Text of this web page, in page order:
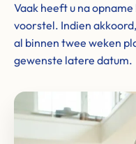
Vaak heeft u na
voorstel. Indien
al binnen twee weken
gewenste latere datum.